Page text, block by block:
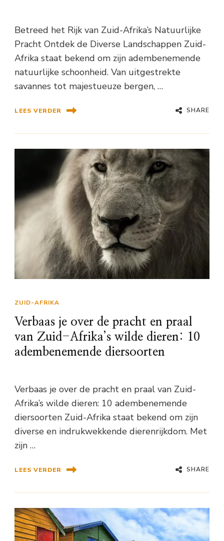
Betreed het Rijk van Zuid-Afrika’s Natuurlijke
Pracht Ontdek de Diverse Landschappen Zuid-
Afrika staat bekend om zijn adembenemende
natuurlijke schoonheid. Van uitgestrekte
savannes tot majestueuze bergen, …
LEES VERDER SHARE
ZUID-AFRIKA
Verbaas je over de pracht en praal
van Zuid-Afrika’s wilde dieren: 10
adembenemende diersoorten
Verbaas je over de pracht en praal van Zuid-
Afrika’s wilde dieren: 10 adembenemende
diersoorten Zuid-Afrika staat bekend om zijn
diverse en indrukwekkende dierenrijkdom. Met
zijn …
LEES VERDER SHARE